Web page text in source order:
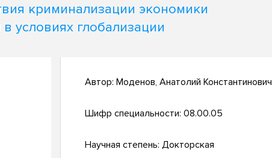
криминализации экономики
в условиях глобализации
Автор: Моденов, Анатолий Константинович
Шифр специальности: 08.00.05
Научная степень: Докторская